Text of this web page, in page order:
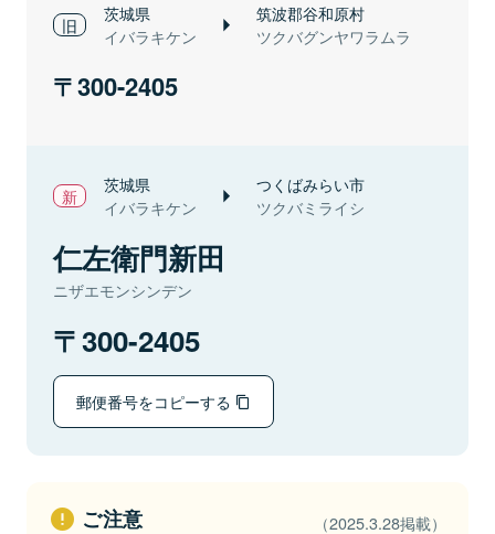
茨城県
イバラキケン
筑波郡谷和原村
ツクバグンヤワラムラ
300-2405
茨城県
イバラキケン
つくばみらい市
ツクバミライシ
仁左衛門新田
ニザエモンシンデン
300-2405
郵便番号をコピーする
ご注意 （2025.3.28掲載）